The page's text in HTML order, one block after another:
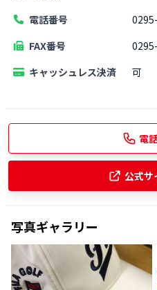
電話番号
FAX番号
キャッシュレス決済
可
電
公式サ
写真ギャラリー